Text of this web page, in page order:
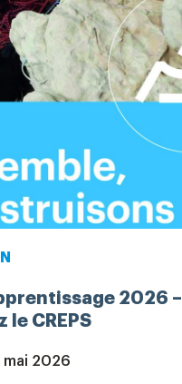
2026 –
le CREPS
mai 2026